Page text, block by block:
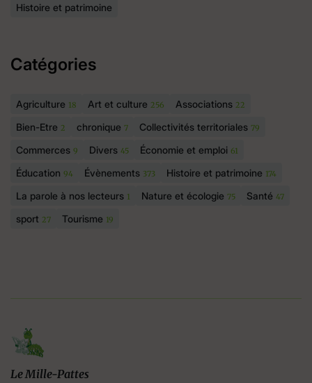
Histoire et patrimoine
Catégories
Agriculture 18 Art et culture 256 Associations 22
Bien-Etre 2 chronique 7 Collectivités territoriales 79
Commerces 9 Divers 45 Économie et emploi 61
Éducation 94 Évènements 373 Histoire et patrimoine 174
La parole à nos lecteurs 1 Nature et écologie 75 Santé 47
sport 27 Tourisme 19
Le Mille-Pattes